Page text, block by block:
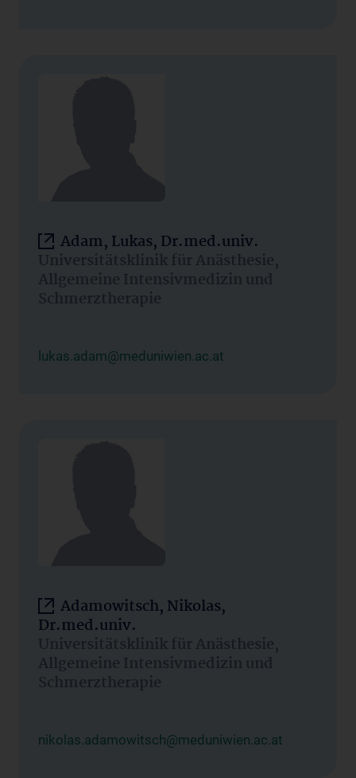
Adam, Lukas, Dr.med.univ.
Universitätsklinik für Anästhesie,
Allgemeine Intensivmedizin und
Schmerztherapie
lukas.adam@meduniwien.ac.at
Adamowitsch, Nikolas,
Dr.med.univ.
Universitätsklinik für Anästhesie,
Allgemeine Intensivmedizin und
Schmerztherapie
nikolas.adamowitsch@meduniwien.ac.at